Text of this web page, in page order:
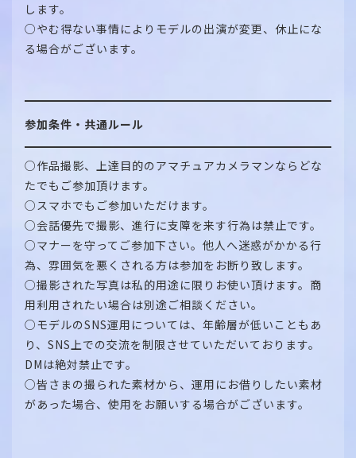
します。
○やむ得ない事情によりモデルの出演が変更、休止にな
る場合がございます。
参加条件・共通ルール
○作品撮影、上達目的のアマチュアカメラマンならどな
たでもご参加頂けます。
○スマホでもご参加いただけます。
○会話優先で撮影、進行に支障を来す行為は禁止です。
○マナーを守ってご参加下さい。他人へ迷惑がかかる行
為、雰囲気を悪くされる方は参加をお断り致します。
○撮影された写真は私的用途に限りお使い頂けます。商
用利用されたい場合は別途ご相談ください。
○モデルのSNS運用については、年齢層が低いこともあ
り、SNS上での交流を制限させていただいております。
DMは絶対禁止です。
○皆さまの撮られた素材から、運用にお借りしたい素材
があった場合、使用をお願いする場合がございます。